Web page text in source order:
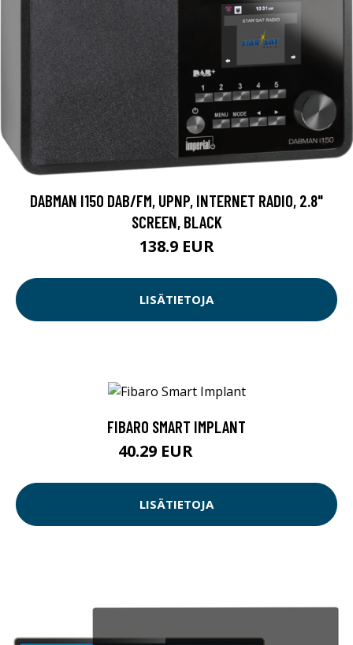
DABMAN I150 DAB/FM, UPNP, INTERNET RADIO, 2.8"
SCREEN, BLACK
138.9 EUR
LISÄTIETOJA
FIBARO SMART IMPLANT
40.29 EUR
LISÄTIETOJA